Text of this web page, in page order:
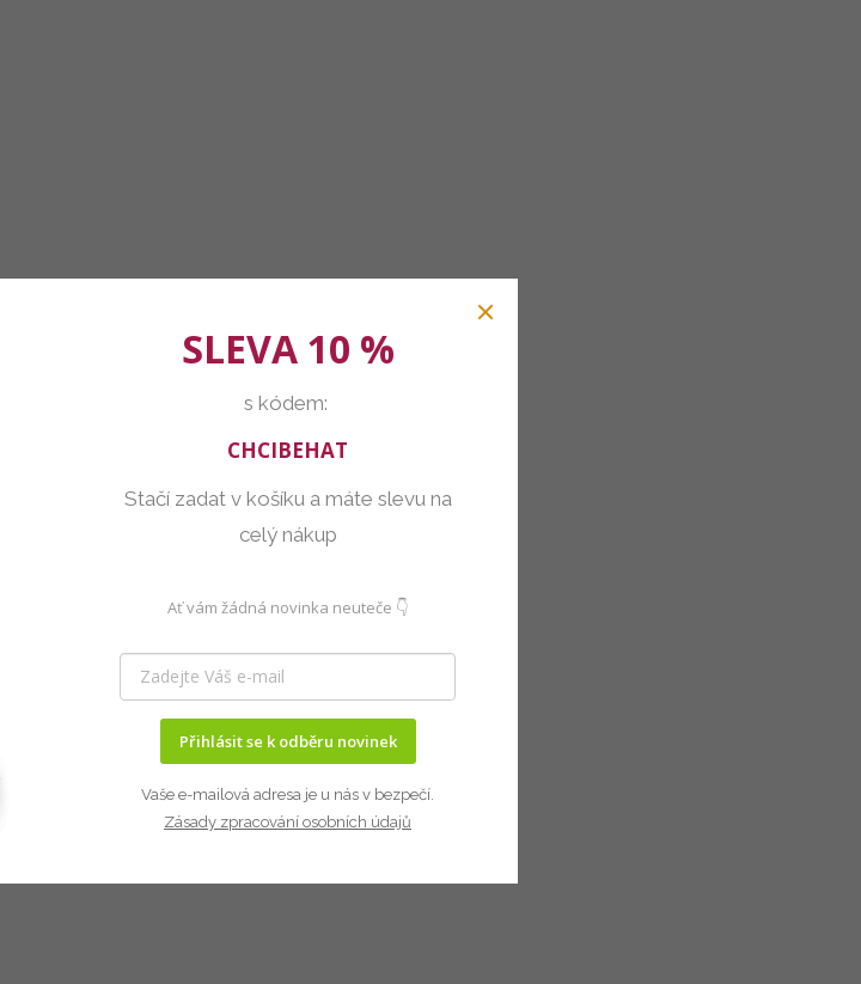
SLEVA 10 %
s kódem:
CHCIBEHAT
Stačí zadat v košíku a máte slevu na
celý nákup
Ať vám žádná novinka neuteče 👇
Přihlásit se k odběru novinek
Vaše e-mailová adresa je u nás v bezpečí.
Zásady zpracování osobních údajů